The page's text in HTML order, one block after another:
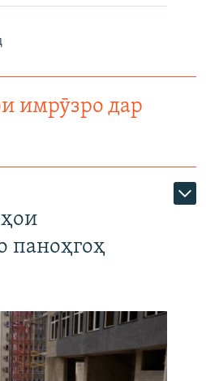
RL
имрӯзро дар
паноҳгоҳ